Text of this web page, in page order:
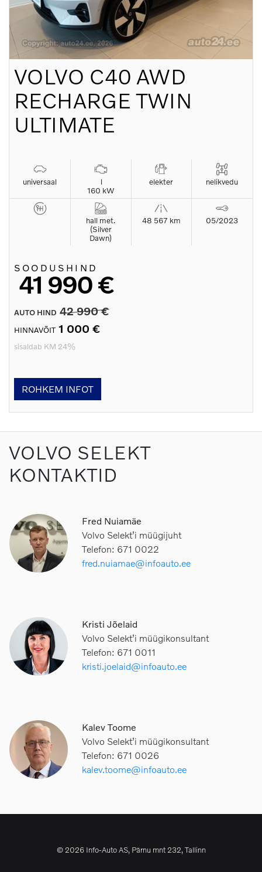
VOLVO C40 AWD
RECHARGE TWIN
ULTIMATE
universaal
l
160 kW
elekter nelikvedu
hall met.
(Silver
Dawn)
48 567 km 05/2023
SOODUSHIND
41 990 €
AUTO HIND 42 990 €
HINNAVÕIT 1 000 €
sisaldab KM 24%
ROHKEM INFOT
VOLVO SELEKT
KONTAKTID
Fred Nuiamäe
Volvo Selekt’i müügijuht
Telefon: 671 0022
fred.nuiamae@infoauto.ee
Kristi Jõelaid
Volvo Selekt’i müügikonsultant
Telefon: 671 0011
kristi.joelaid@infoauto.ee
Kalev Toome
Volvo Selekt’i müügikonsultant
Telefon: 671 0026
kalev.toome@infoauto.ee
© 2026 Info-Auto AS, Pärnu mnt 232, Tallinn